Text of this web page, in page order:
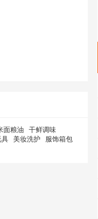
面粮油
干鲜调味
具 美妆洗护
服饰箱包